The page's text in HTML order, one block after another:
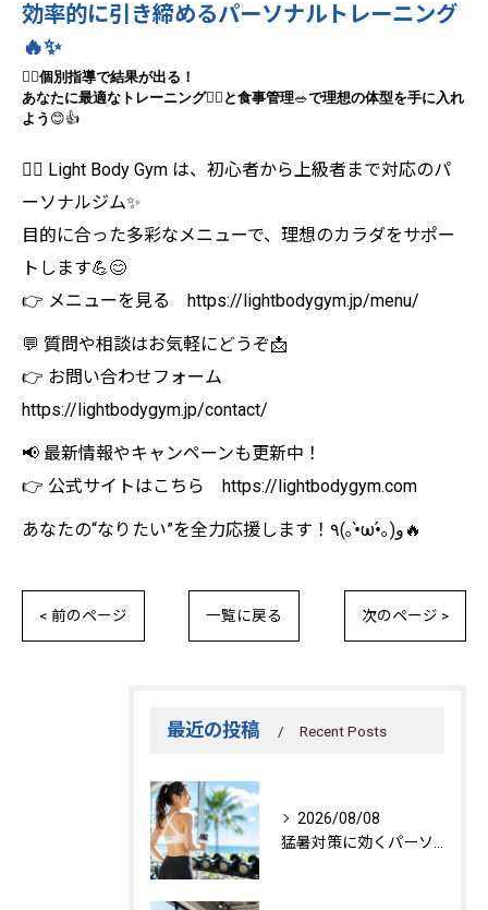
効率的に引き締めるパーソナルトレーニング
🔥✨
🧘‍♀️個別指導で結果が出る！
あなたに最適なトレーニング🏋️‍♂️ と食事管理🥗で理想の体型を手に入れ
よう 😊👍
🏋️‍♀️ Light Body Gym は、初心者から上級者まで対応のパ
ーソナルジム✨
目的に合った多彩なメニューで、理想のカラダをサポー
トします💪😊
👉 メニューを見る https://lightbodygym.jp/menu/
💬 質問や相談はお気軽にどうぞ📩
👉 お問い合わせフォーム
https://lightbodygym.jp/contact/
📢 最新情報やキャンペーンも更新中！
👉 公式サイトはこちら https://lightbodygym.com
あなたの“なりたい”を全力応援します！٩(｡•̀ω•́｡)و🔥
< 前のページ 一覧に戻る 次のページ >
最近の投稿 Recent Posts
2026/08/08
猛暑対策に効くパーソナルトレーニング秘訣